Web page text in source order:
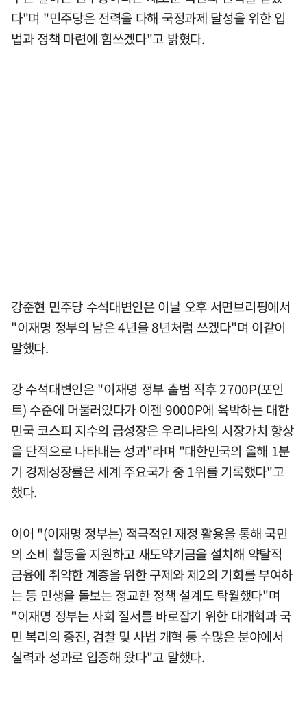
다"며 "민주당은 전력을 다해 국정과제 달성을 위한 입
법과 정책 마련에 힘쓰겠다"고 밝혔다.
강준현 민주당 수석대변인은 이날 오후 서면브리핑에서
"이재명 정부의 남은 4년을 8년처럼 쓰겠다"며 이같이
말했다.
강 수석대변인은 "이재명 정부 출범 직후 2700P(포인
트) 수준에 머물러있다가 이젠 9000P에 육박하는 대한
민국 코스피 지수의 급성장은 우리나라의 시장가치 향상
을 단적으로 나타내는 성과"라며 "대한민국의 올해 1분
기 경제성장률은 세계 주요국가 중 1위를 기록했다"고
했다.
이어 "(이재명 정부는) 적극적인 재정 활용을 통해 국민
의 소비 활동을 지원하고 새도약기금을 설치해 약탈적
금융에 취약한 계층을 위한 구제와 제2의 기회를 부여하
는 등 민생을 돌보는 정교한 정책 설계도 탁월했다"며
"이재명 정부는 사회 질서를 바로잡기 위한 대개혁과 국
민 복리의 증진, 검찰 및 사법 개혁 등 수많은 분야에서
실력과 성과로 입증해 왔다"고 말했다.